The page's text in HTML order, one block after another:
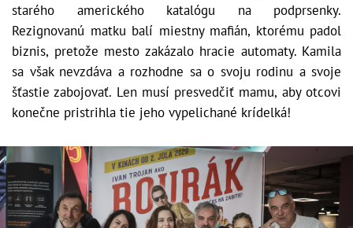
starého amerického katalógu na podprsenky.
Rezignovanú matku balí miestny mafián, ktorému padol
biznis, pretože mesto zakázalo hracie automaty. Kamila
sa však nevzdáva a rozhodne sa o svoju rodinu a svoje
šťastie zabojovať. Len musí presvedčiť mamu, aby otcovi
konečne pristrihla tie jeho vypelichané krídelká!